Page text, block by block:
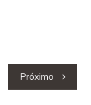
Próximo